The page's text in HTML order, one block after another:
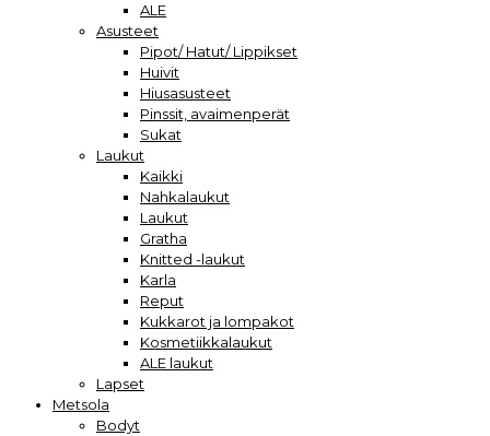
ALE
Asusteet
Pipot/ Hatut/ Lippikset
Huivit
Hiusasusteet
Pinssit, avaimenperät
Sukat
Laukut
Kaikki
Nahkalaukut
Laukut
Gratha
Knitted -laukut
Karla
Reput
Kukkarot ja lompakot
Kosmetiikkalaukut
ALE laukut
Lapset
Metsola
Bodyt